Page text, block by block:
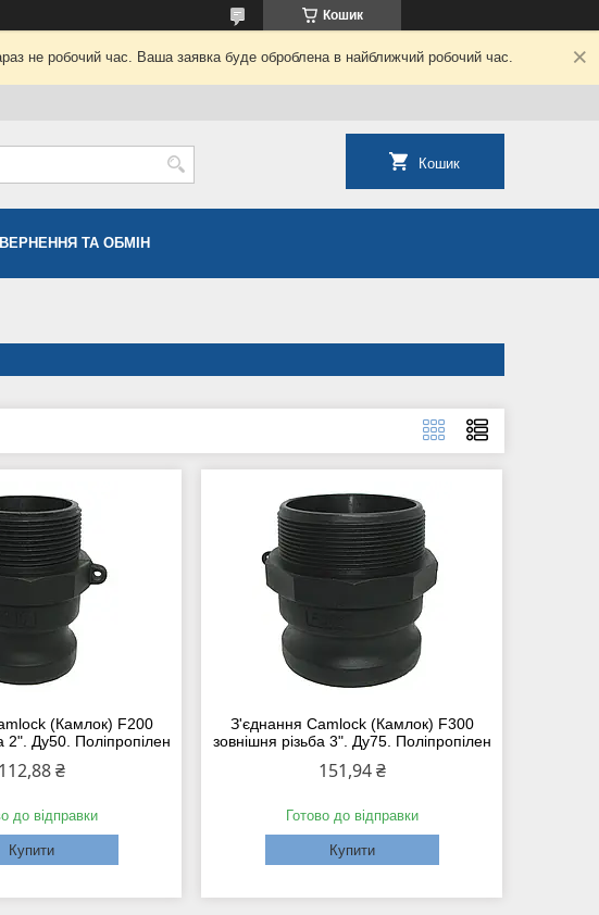
Кошик
не робочий час. Ваша заявка буде оброблена в найближчий робочий час.
Кошик
ТА ОБМІН
(Камлок) F200
2". Ду50. Поліпропілен
112,88 ₴
до відправки
Купити
З'єднання Camlock (Камлок) F300
зовнішня різьба 3". Ду75. Поліпропілен
151,94 ₴
Готово до відправки
Купити